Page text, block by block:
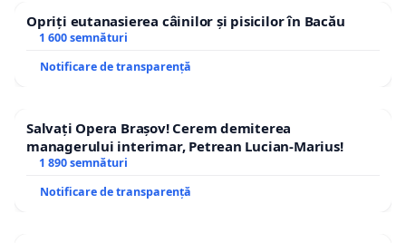
Opriți eutanasierea câinilor și pisicilor în Bacău
1 600 semnături
Notificare de transparență
Salvați Opera Brașov! Cerem demiterea
managerului interimar, Petrean Lucian-Marius!
1 890 semnături
Notificare de transparență